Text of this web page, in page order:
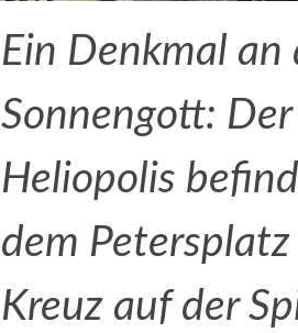
Ein Denkmal
Sonnengott:
Heliopolis
dem
Kreuz auf der